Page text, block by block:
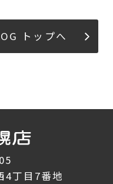
トップへ
4丁目7番地